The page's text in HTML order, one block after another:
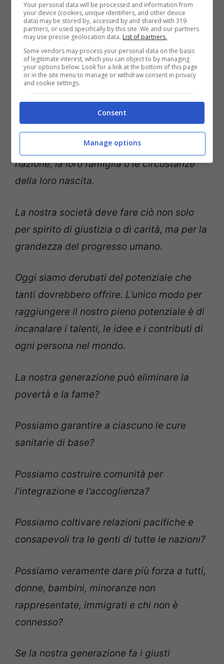
Possiamo coltivare l’imprenditoria,
cosicché tu possa costruire qualsiasi
impresa e risolvere qualsiasi sfida, per
accrescere la pace e la prosperità?
Promuovere l’uguaglianza
assicurarsi che tutti abbiano accesso a
queste opportunità, qualunque sia la loro
nazione, la loro famiglia o le circostanze
della loro nascita.
La nostra società deve fare ciò non solo
per spirito di giustizia o di carità, ma per la
grandezza del progresso umano.
Oggi siamo derubati del potenziale che
tanti dovrebbero offrire. L’unico modo per
raggiungere il nostro pieno potenziale è di
incanalare i talenti, le idee e i contributi di
ogni persona nel mondo.
La nostra generazione può eliminare la
povertà e la fame?
Possiamo garantire a ciascuno le cure
sanitarie di base?
Possiamo costruire comunità per
l’integrazione e l’accoglienza?
Possiamo coltivare relazioni pacifiche e
consapevoli tra le genti di tutte le nazioni?
Possiamo veramente dare più forza a tutti,
donne, bambini, minoranze non
rappresentate, immigrati e chi non è
connesso?
Se la nostra generazione fa i giusti
Your personal data will be processed and information from
your device (cookies, unique identifiers, and other device
data) may be stored by, accessed by and shared with 319
partners, or used specifically by this site. We and our partners
may use precise geolocation data. List of partners.
Some vendors may process your personal data on the basis
of legitimate interest, which you can object to by managing
your options below. Look for a link at the bottom of this page
or in the site menu to manage or withdraw consent in privacy
and cookie settings.
Consent
Manage options